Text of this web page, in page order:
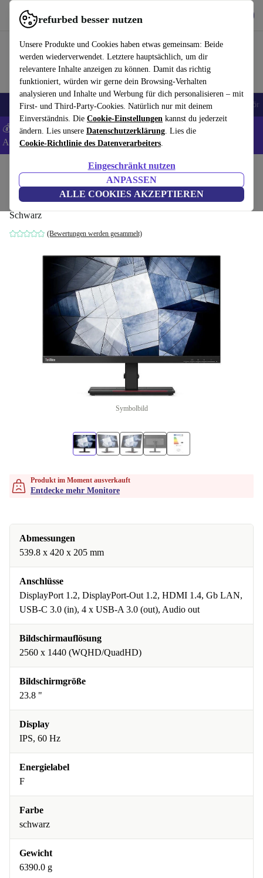
refurbed besser nutzen
Unsere Produkte und Cookies haben etwas gemeinsam: Beide
werden wiederverwendet. Letztere hauptsächlich, um dir
relevantere Inhalte anzeigen zu können. Damit das richtig
funktioniert, würden wir gerne dein Browsing-Verhalten
analysieren und Inhalte und Werbung für dich personalisieren – mit
First- und Third-Party-Cookies. Natürlich nur mit deinem
Einverständnis. Die Cookie-Einstellungen kannst du jederzeit
ändern. Lies unsere Datenschutzerklärung. Lies die
Cookie-Richtlinie des Datenverarbeiters.
Eingeschränkt nutzen
ANPASSEN
ALLE COOKIES AKZEPTIEREN
refurbed schnell und einfach nutzen
🎒 Back to school Handys Laptops Tablets Smartwatches Zubehör
💰 Extra -5% auf Samsung- und Google-Smartphones - Code:
ANDROID5 -AGB
Monitore
Lenovo ThinkVision P24h-2L | 23.8"
Schwarz
(Bewertungen werden gesammelt)
Symbolbild
Produkt im Moment ausverkauft
Entdecke mehr Monitore
Abmessungen
539.8 x 420 x 205 mm
Anschlüsse
DisplayPort 1.2, DisplayPort-Out 1.2, HDMI 1.4, Gb LAN,
USB-C 3.0 (in), 4 x USB-A 3.0 (out), Audio out
Bildschirmauflösung
2560 x 1440 (WQHD/QuadHD)
Bildschirmgröße
23.8 "
Display
IPS, 60 Hz
Energielabel
F
Farbe
schwarz
Gewicht
6390.0 g